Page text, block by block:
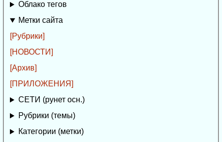
Облако тегов
Метки сайта
[Рубрики]
[НОВОСТИ]
[Архив]
[ПРИЛОЖЕНИЯ]
СЕТИ (рунет осн.)
Рубрики (темы)
Категории (метки)